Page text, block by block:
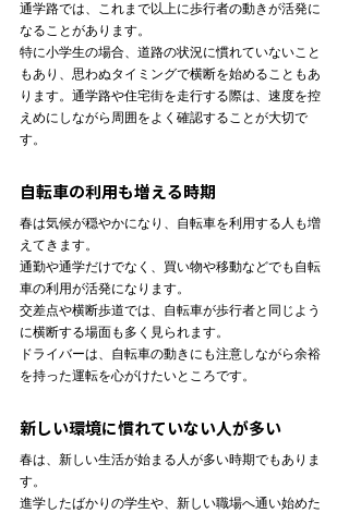
通学路では、これまで以上に歩行者の動きが活発に
なることがあります。
特に小学生の場合、道路の状況に慣れていないこと
もあり、思わぬタイミングで横断を始めることもあ
ります。通学路や住宅街を走行する際は、速度を控
えめにしながら周囲をよく確認することが大切で
す。
自転車の利用も増える時期
春は気候が穏やかになり、自転車を利用する人も増
えてきます。
通勤や通学だけでなく、買い物や移動などでも自転
車の利用が活発になります。
交差点や横断歩道では、自転車が歩行者と同じよう
に横断する場面も多く見られます。
ドライバーは、自転車の動きにも注意しながら余裕
を持った運転を心がけたいところです。
新しい環境に慣れていない人が多い
春は、新しい生活が始まる人が多い時期でもありま
す。
進学したばかりの学生や、新しい職場へ通い始めた